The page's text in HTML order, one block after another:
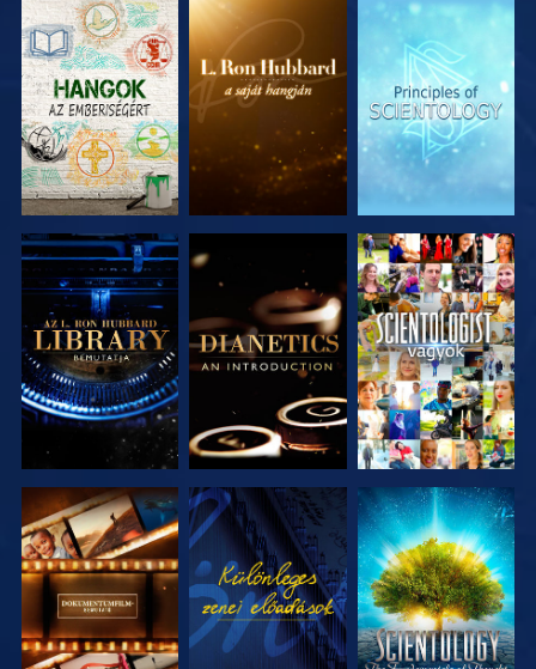
A SOROZAT
RÉSZEI
A SOROZAT
RÉSZEI
A SOROZAT
RÉSZEI
A SOROZAT
RÉSZEI
A SOROZAT
RÉSZEI
MŰSORNÉZÉS
A SOROZAT
RÉSZEI
MŰSORNÉZÉS
A SOROZAT
RÉSZEI